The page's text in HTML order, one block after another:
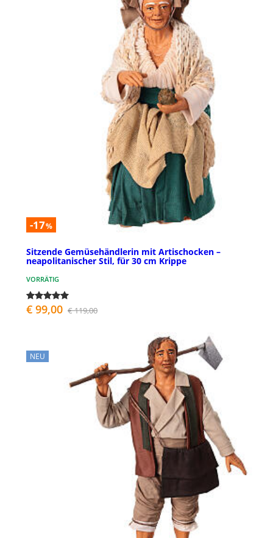
-17%
Sitzende Gemüsehändlerin mit Artischocken –
neapolitanischer Stil, für 30 cm Krippe
VORRÄTIG
€ 99,00 € 119,00
NEU